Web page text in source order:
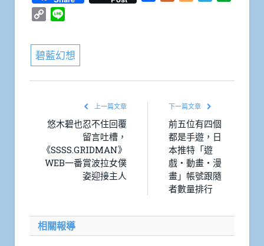
Copy
碧藍幻想
上一篇文章
悠木碧也忍不住回覆
留言吐槽，
《SSSS.GRIDMAN》
WEB一番賞波拉女僕
姿迎接主人
下一篇文章
前五位有四個
都是手遊，日
本推特「遊
戲・動畫・漫
畫」帳號跟隨
者數量排行
相關報導